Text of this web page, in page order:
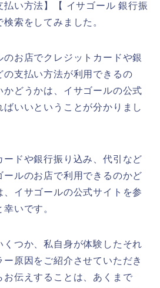
い方法】【 イサゴール 銀行振
索をしてみました。
お店でクレジットカードや銀
の支払い方法が利用できるの
どうかは、イサゴールの公式
いいということが分かりまし
ードや銀行振り込み、代引など
ルのお店で利用できるのかど
、イサゴールの公式サイトを参
いです。
くつか、私自身が体験したそれ
原因をご紹介させていただき
お伝えすることは、あくまで